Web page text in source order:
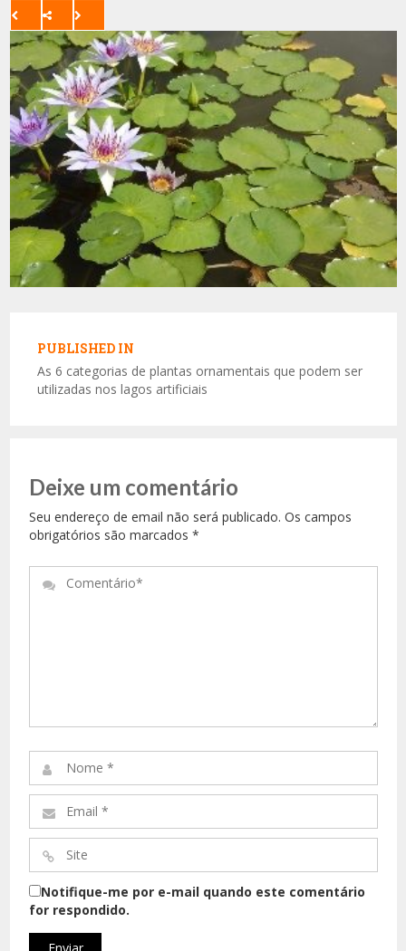
de
Post
PUBLISHED IN
As 6 categorias de plantas ornamentais que podem ser
utilizadas nos lagos artificiais
Deixe um comentário
Seu endereço de email não será publicado. Os campos
obrigatórios são marcados *
Comentário*
Nome
*
Email
*
Site
*
Notifique-me por e-mail quando este comentário
for respondido.